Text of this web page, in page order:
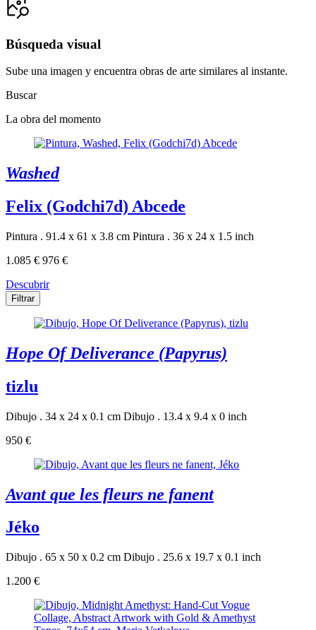
Búsqueda visual
Sube una imagen y encuentra obras de arte similares al instante.
Buscar
La obra del momento
Washed
Felix (Godchi7d) Abcede
Pintura . 91.4 x 61 x 3.8 cm Pintura . 36 x 24 x 1.5 inch
1.085 € 976 €
Descubrir
Filtrar
Hope Of Deliverance (Papyrus)
tizlu
Dibujo . 34 x 24 x 0.1 cm Dibujo . 13.4 x 9.4 x 0 inch
950 €
Avant que les fleurs ne fanent
Jéko
Dibujo . 65 x 50 x 0.2 cm Dibujo . 25.6 x 19.7 x 0.1 inch
1.200 €